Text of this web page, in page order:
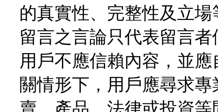
的真實性、完整性及立
留言之言論只代表留言
用戶不應信賴內容，並
關情形下，用戶應尋求